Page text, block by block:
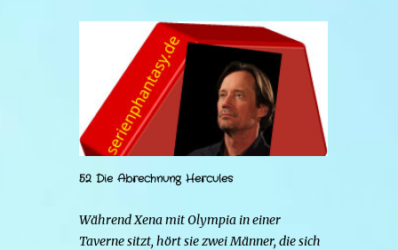
52 Die Abrechnung Hercules
Während Xena mit Olympia in einer
Taverne sitzt, hört sie zwei Männer, die sich